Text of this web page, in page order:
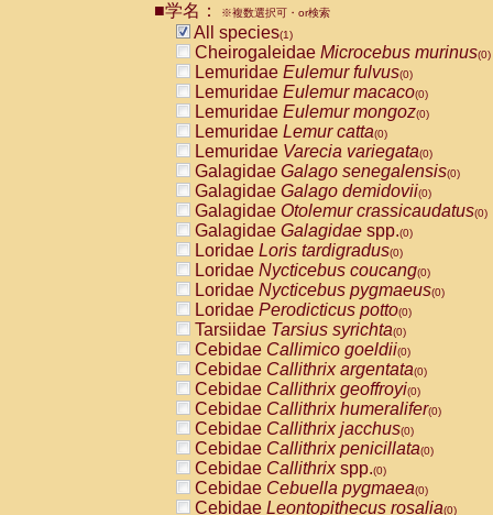
CebidaeCebus nigrivittatus
CebidaeCebus
CebidaeSaimiri boliviensis(0)
CebidaeSaimiri sciureus(0)
AtelidaeAlouatta caraya(0)
AtelidaeAlouatta fusca(0)
AtelidaeAlouatta seniculus
AtelidaeAlouattaspp.(0)
AtelidaeAteles belzebuth(0)
AtelidaeAteles geoffroyi(0)
AtelidaeAteles paniscus(0)
AtelidaeAtelesspp.(0)
Atelidae Lagothrix lagothricha
AtelidaeLagothrix lagothricha cana
PitheciidaeCacajao calvus
PitheciidaeCallicebus cupreus
PitheciidaeCallicebus donacophilus
PitheciidaeCallicebus moloch
PitheciidaeCallicebus torquatus
PitheciidaeCallicebusspp.(0)
PitheciidaeChiropotes satanas(0)
PitheciidaePithecia monachus
PitheciidaePithecia pithecia(0)
CercopithecidaeCercocebus agilis
CercopithecidaeCercocebus
CercopithecidaeCercocebus
■学名： ※複数選択可・or検索
All species(1)
Cheirogaleidae Microcebus murinus(0)
Lemuridae Eulemur fulvus(0)
Lemuridae Eulemur macaco(0)
Lemuridae Eulemur mongoz(0)
Lemuridae Lemur catta(0)
Lemuridae Varecia variegata(0)
Galagidae Galago senegalensis(0)
Galagidae Galago demidovii(0)
Galagidae Otolemur crassicaudatus(0)
Galagidae Galagidae spp.(0)
Loridae Loris tardigradus(0)
Loridae Nycticebus coucang(0)
Loridae Nycticebus pygmaeus(0)
Loridae Perodicticus potto(0)
Tarsiidae Tarsius syrichta(0)
Cebidae Callimico goeldii(0)
Cebidae Callithrix argentata(0)
Cebidae Callithrix geoffroyi(0)
Cebidae Callithrix humeralifer(0)
Cebidae Callithrix jacchus(0)
Cebidae Callithrix penicillata(0)
Cebidae Callithrixspp.(0)
Cebidae Cebuella pygmaea(0)
Cebidae Leontopithecus rosalia(0)